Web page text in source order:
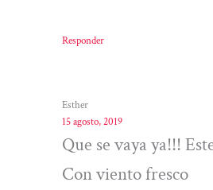
Responder
Esther
15 agosto, 2019
Que se vaya ya!!!
Con viento fresco